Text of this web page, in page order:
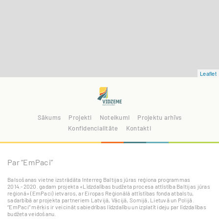
Leaflet
Sākums Projekti Noteikumi
Projektu arhīvs
Konfidencialitāte
Kontakti
Par “EmPaci”
Balsošanas vietne izstrādāta Interreg Baltijas jūras reģiona programmas
2014.-2020. gadam projekta «Līdzdalības budžeta procesa attīstība Baltijas jūras
reģionā» (EmPaci) ietvaros, ar Eiropas Reģionālā attīstības fonda atbalstu,
sadarbībā ar projekta partneriem Latvijā, Vācijā, Somijā, Lietuvā un Polijā.
“EmPaci” mērķis ir veicināt sabiedrības līdzdalību un izplatīt ideju par līdzdalības
budžeta veidošanu.